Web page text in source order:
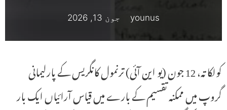
younus جون 13, 2026
کولکاتہ، 12 جون (یو این آئی) ترنمول کانگریس کے پارلیمانی
گروپ میں ممکنہ تقسیم کے بارے میں قیاس آرائیاں ایک بار